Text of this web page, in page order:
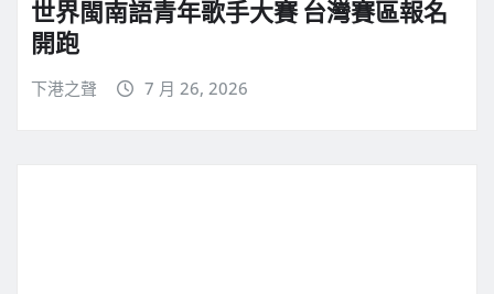
世界閩南語青年歌手大賽 台灣賽區報名
開跑
下港之聲 7 月 26, 2026